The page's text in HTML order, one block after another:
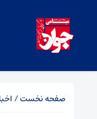
صفحه نخست/